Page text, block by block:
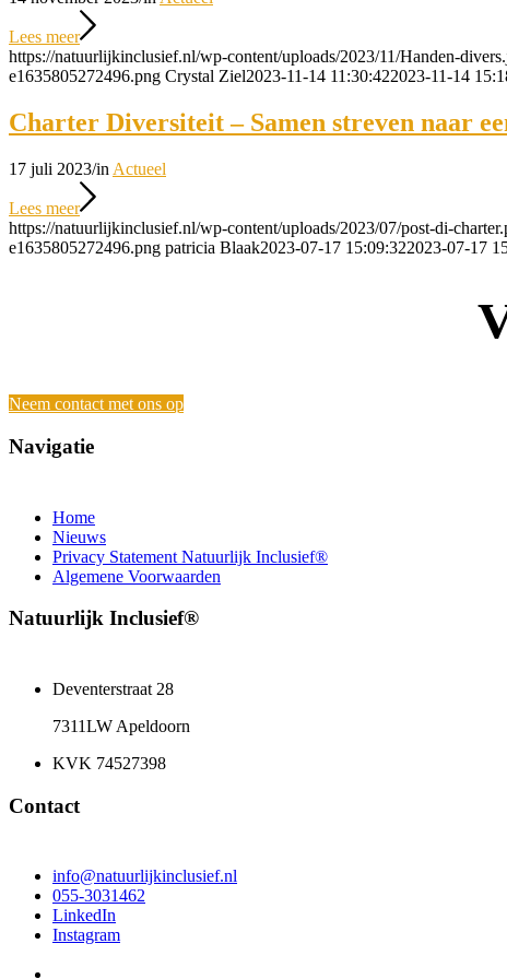
Lees meer
https://natuurlijkinclusief.nl/wp-content/uploads/2023/11/Handen-
e1635805272496.png Crystal Ziel2023-11-14 11:30:422023-11-14
Charter Diversiteit – Samen streven naar
17 juli 2023/in Actueel
Lees meer
https://natuurlijkinclusief.nl/wp-content/uploads/2023/07/post-di-
e1635805272496.png patricia Blaak2023-07-17 15:09:322023-07-17
Neem contact met ons op
Navigatie
Home
Nieuws
Privacy Statement Natuurlijk Inclusief®
Algemene Voorwaarden
Natuurlijk Inclusief®
Deventerstraat 28
7311LW Apeldoorn
KVK 74527398
Contact
info@natuurlijkinclusief.nl
055-3031462
LinkedIn
Instagram